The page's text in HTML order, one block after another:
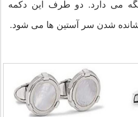
می دارد. دو طرف این دکمه
شدن سر آستین ها می شود.